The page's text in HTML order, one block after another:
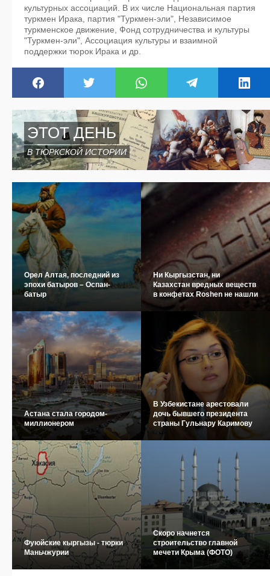
культурных ассоциаций. В их числе Национальная партия
туркмен Ирака, партия "Туркмен-эли", Независимое
туркменское движение, Фонд сотрудничества и культуры
"Туркмен-эли", Ассоциация культуры и взаимной
поддержки тюрок Ирака и др.
ЭТОТ ДЕНЬ
В ТЮРКСКОЙ ИСТОРИИ
Орел Алтая, последний из
эпохи батыров – Оспан-
батыр
Ни Кыргызстан, ни
Казахстан вредных веществ
в конфетах Roshen не нашли
Астана стала городом-
миллионером
В Узбекистане арестовали
дочь бывшего президента
страны Гульнару Каримову
Фуюйские кыргызы - тюрки
Маньчжурии
Скоро начнется
строительство главной
мечети Крыма (ФОТО)